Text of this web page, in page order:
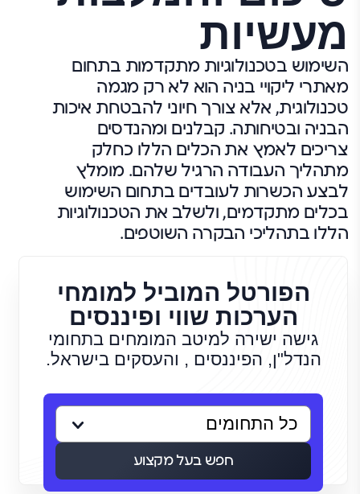
מעשיות
השימוש בטכנולוגיות מתקדמות בתחום
מאתרי ליקויי בניה הוא לא רק מגמה
טכנולוגית, אלא צורך חיוני להבטחת איכות
הבניה ובטיחותה. קבלנים ומהנדסים
צריכים לאמץ את הכלים הללו כחלק
מתהליך העבודה הרגיל שלהם. מומלץ
לבצע הכשרות לעובדים בתחום השימוש
בכלים מתקדמים, ולשלב את הטכנולוגיות
הללו בתהליכי הבקרה השוטפים.
הפורטל המוביל למומחי
הערכות שווי ופיננסים
גישה ישירה למיטב המומחים בתחומי
הנדל"ן, הפיננסים , והעסקים בישראל.
חפש בעל מקצוע